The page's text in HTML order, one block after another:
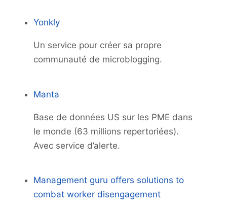
Yonkly
Un service pour créer sa propre
communauté de microblogging.
Manta
Base de données US sur les PME dans
le monde (63 millions repertoriées).
Avec service d’alerte.
Management guru offers solutions to
combat worker disengagement